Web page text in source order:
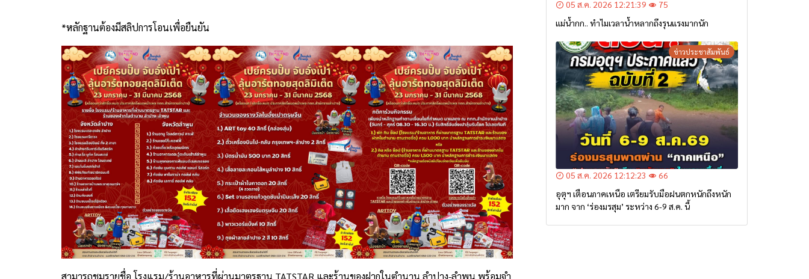
*หลักฐานต้องมีสลิปการโอนเพื่อยืนยัน
สามารถชมรายชื่อ โรงแรม/ร้านอาหารที่ผ่านมาตรฐาน TATSTAR และร้านของฝากในตำนาน ลำปาง-ลำพูน พร้อมจำ
05 ส.ค. 2026 12:21:39
75
แม่น้ำกก.. ทำไมเวลาน้ำหลากถึงรุนแรงมากนัก
ข่าวประชาสัมพันธ์
05 ส.ค. 2026 12:12:23
66
อุตุฯ เตือนภาคเหนือ เตรียมรับมือฝนตกหนักถึงหนัก
มาก จาก ‘ร่องมรสุม’ ระหว่าง 6-9 ส.ค. นี้